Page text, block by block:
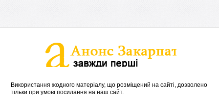
Використання жодного матеріалу, що розміщений на сайті, дозволено
тільки при умові посилання на наш сайт.